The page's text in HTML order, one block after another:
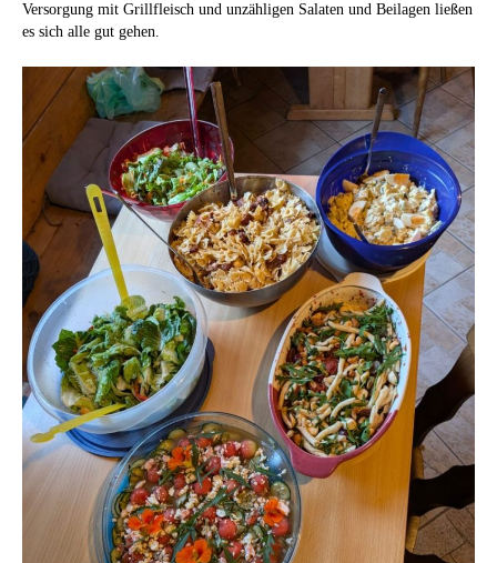
Versorgung mit Grillfleisch und unzähligen Salaten und Beilagen ließen
es sich alle gut gehen.